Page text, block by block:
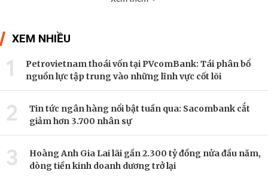
XEM NHIỀU
1
Petrovietnam thoái vốn tại PVcomBank: Tái phân bổ
nguồn lực tập trung vào những lĩnh vực cốt lõi
2
Tin tức ngân hàng nổi bật tuần qua: Sacombank cắt
giảm hơn 3.700 nhân sự
3
Hoàng Anh Gia Lai lãi gần 2.300 tỷ đồng nửa đầu năm,
dòng tiền kinh doanh dương trở lại